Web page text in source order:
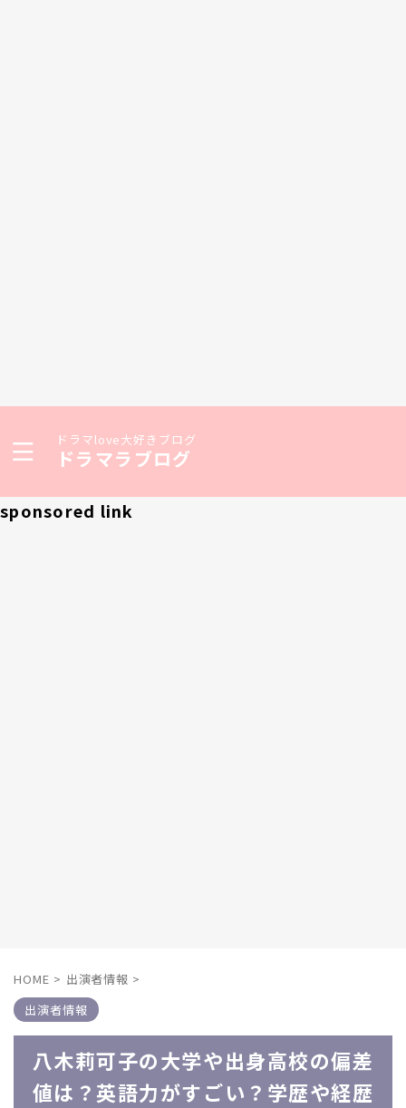
ドラマlove大好きブログ
ドラマラブログ
sponsored link
HOME > 出演者情報 >
出演者情報
八木莉可子の大学や出身高校の偏差
値は？英語力がすごい？学歴や経歴